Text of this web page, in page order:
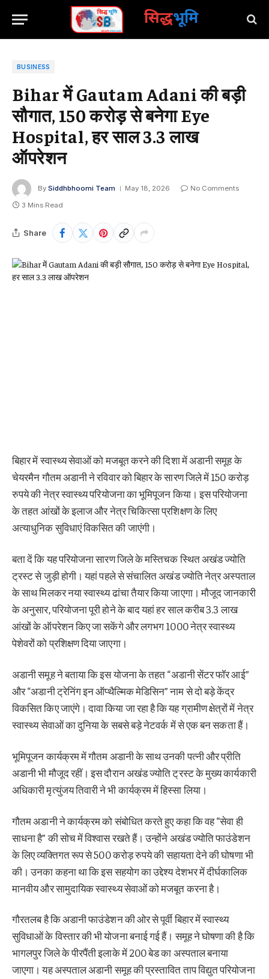
सिद्धभूमि
BUSINESS
Bihar में Gautam Adani की बड़ी
सौगात, 150 करोड़ से बनेगा Eye
Hospital, हर साल 3.3 लाख
ऑपरेशन
By Siddhbhoomi Team May 18, 2026
No Comments
3 Mins Read
Share
बिहार में स्वास्थ्य सेवाओं को मजबूत करने की दिशा में अडानी समूह के
चेयरमैन गौतम अडानी ने रविवार को बिहार के सारण जिले में 150 करोड़
रुपये की नेत्र स्वास्थ्य परियोजना का भूमिपूजन किया। इस परियोजना
के तहत आंखों के इलाज और नेत्र चिकित्सा प्रशिक्षण के लिए
अत्याधुनिक सुविधाएं विकसित की जाएंगी।
बता दें कि यह परियोजना सारण जिले के मस्तिचक स्थित अखंड ज्योति
ट्रस्ट से जुड़ी होगी। यहां पहले से संचालित अखंड ज्योति नेत्र अस्पताल
के साथ मिलकर नया स्वास्थ्य ढांचा तैयार किया जाएगा। मौजूद जानकारी
के अनुसार, परियोजना पूरी होने के बाद यहां हर साल करीब 3.3 लाख
आंखों के ऑपरेशन किए जा सकेंगे और लगभग 1000 नेत्र स्वास्थ्य
पेशेवरों को प्रशिक्षण दिया जाएगा।
अडानी समूह ने बताया कि इस योजना के तहत “अडानी सेंटर फॉर आई”
और “अडानी ट्रेनिंग इन ऑप्थैल्मिक मेडिसिन” नाम से दो बड़े केंद्र
विकसित किए जाएंगे। दावा किया जा रहा है कि यह ग्रामीण क्षेत्रों में नेत्र
स्वास्थ्य सेवाओं का दुनिया के सबसे बड़े नेटवर्क में से एक बन सकता हैं।
भूमिपूजन कार्यक्रम में गौतम अडानी के साथ उनकी पत्नी और प्रीति
अडानी भी मौजूद रहीं। इस दौरान अखंड ज्योति ट्रस्ट के मुख्य कार्यकारी
अधिकारी मृत्युंजय तिवारी ने भी कार्यक्रम में हिस्सा लिया।
गौतम अडानी ने कार्यक्रम को संबोधित करते हुए कहा कि वह “सेवा ही
साधना है” की सोच में विश्वास रखते हैं। उन्होंने अखंड ज्योति फाउंडेशन
के लिए व्यक्तिगत रूप से 500 करोड़ रुपये की सहायता देने की घोषणा भी
की। उनका कहना था कि इस सहयोग का उद्देश्य देशभर में दीर्घकालिक
मानवीय और सामुदायिक स्वास्थ्य सेवाओं को मजबूत करना है।
गौरतलब है कि अडानी फाउंडेशन की ओर से पूर्वी बिहार में स्वास्थ्य
सुविधाओं के विस्तार की भी योजना बनाई गई हैं। समूह ने घोषणा की है कि
भागलपुर जिले के पीरपैंती इलाके में 200 बेड का अस्पताल बनाया
जाएगा। यह अस्पताल अडानी समूह की प्रस्तावित ताप विद्युत परियोजना